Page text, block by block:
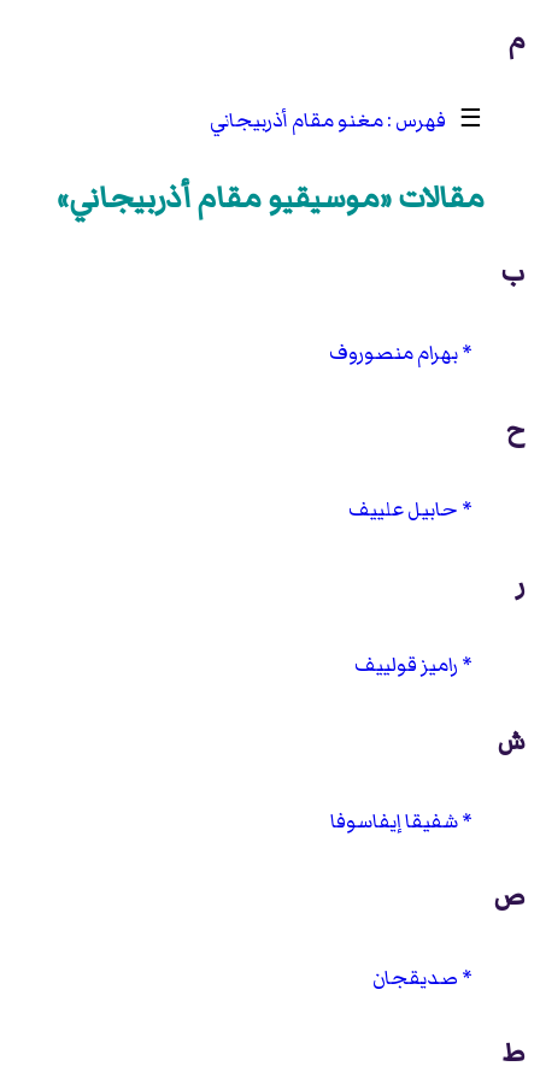
م
☰ مغنو مقام أذربيجاني
مقالات «موسيقيو مقام أذربيجاني»
ب
بهرام منصوروف
ح
حابيل علييف
ر
راميز قولييف
ش
شفيقا إيفاسوفا
ص
صديقجان
ط